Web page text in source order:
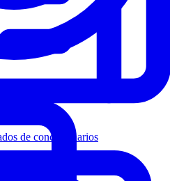
de concesionarios